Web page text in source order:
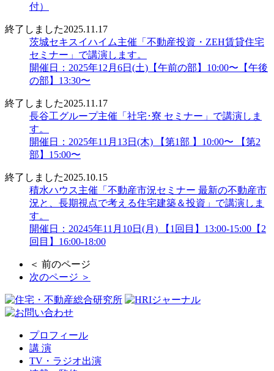
付）
終了しました2025.11.17
茨城セキスイハイム主催「不動産投資・ZEH賃貸住宅
セミナー」で講演します。
開催日：2025年12月6日(土)【午前の部】10:00〜【午後
の部】13:30〜
終了しました2025.11.17
長谷工グループ主催「社宅･寮 セミナー」で講演しま
す。
開催日：2025年11月13日(木) 【第1部 】10:00〜 【第2
部】15:00〜
終了しました2025.10.15
積水ハウス主催「不動産市況セミナー 最新の不動産市
況と、長期視点で考える住宅建築＆投資」で講演しま
す。
開催日：20245年11月10日(月) 【1回目】13:00-15:00【2
回目】16:00-18:00
＜ 前のページ
次のページ ＞
プロフィール
講 演
TV・ラジオ出演